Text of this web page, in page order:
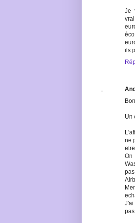
Je
ils
Un
ne
On
J'ai